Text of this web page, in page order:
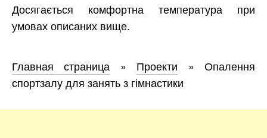
Досягається комфортна температура при
умовах описаних вище.
Главная страница » Проекти »Опалення
спортзалу для занять з гімнастики